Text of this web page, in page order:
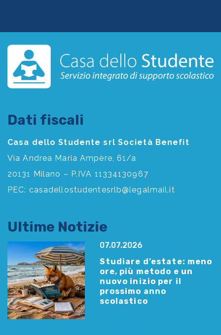
Dati fiscali
Casa dello Studente srl Società Benefit
Via Andrea Maria Ampère, 61/a
20131 Milano – P.IVA 11334130967
PEC: casadellostudentesrlb@legalmail.it
Ultime Notizie
07.07.2026
Studiare d’estate: meno
ore, più metodo e un
nuovo inizio per il
prossimo anno
scolastico